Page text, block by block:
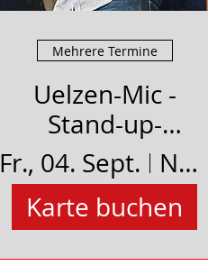
Mehrere Termine
Uelzen-Mic -
Stand-up-
Comedy
Fr., 04. Sept.
Neues Schauspielhaus Uelzen
Karte buchen